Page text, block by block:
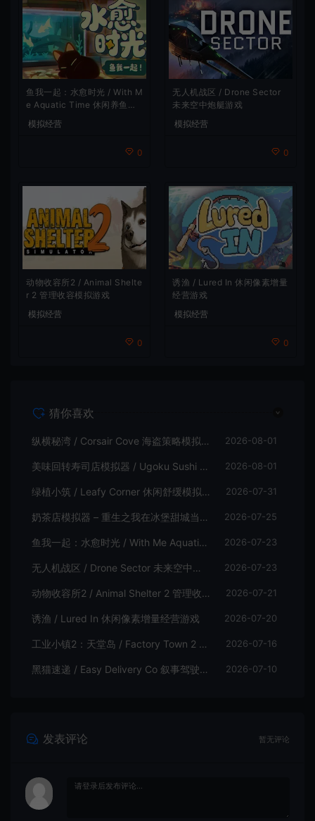
鱼我一起：水愈时光 / With M
e Aquatic Time 休闲养鱼游
模拟经营
0
无人机战区 / Drone Sector
未来空中炮艇游戏
模拟经营
0
动物收容所2 / Animal Shelte
r 2 管理收容模拟游戏
模拟经营
0
诱渔 / Lured In 休闲像素增量
经营游戏
模拟经营
0
猜你喜欢
纵横秘湾 / Corsair Cove 海盗策略模拟游戏 2026-08-01
美味回转寿司店模拟器 / Ugoku Sushi Bar 休闲治愈模拟游戏 2026-08-01
绿植小筑 / Leafy Corner 休闲舒缓模拟游戏 2026-07-31
奶茶店模拟器 – 重生之我在冰堡甜城当店长 / Boba Cafe Simulator 模拟经营游戏 2026-07-25
鱼我一起：水愈时光 / With Me Aquatic Time 休闲养鱼游戏 2026-07-23
无人机战区 / Drone Sector 未来空中炮艇游戏 2026-07-23
动物收容所2 / Animal Shelter 2 管理收容模拟游戏 2026-07-21
诱渔 / Lured In 休闲像素增量经营游戏 2026-07-20
工业小镇2：天堂岛 / Factory Town 2 Paradise 自动流水线模拟游戏 2026-07-16
黑猫速递 / Easy Delivery Co 叙事驾驶模拟游戏 2026-07-10
发表评论 暂无评论